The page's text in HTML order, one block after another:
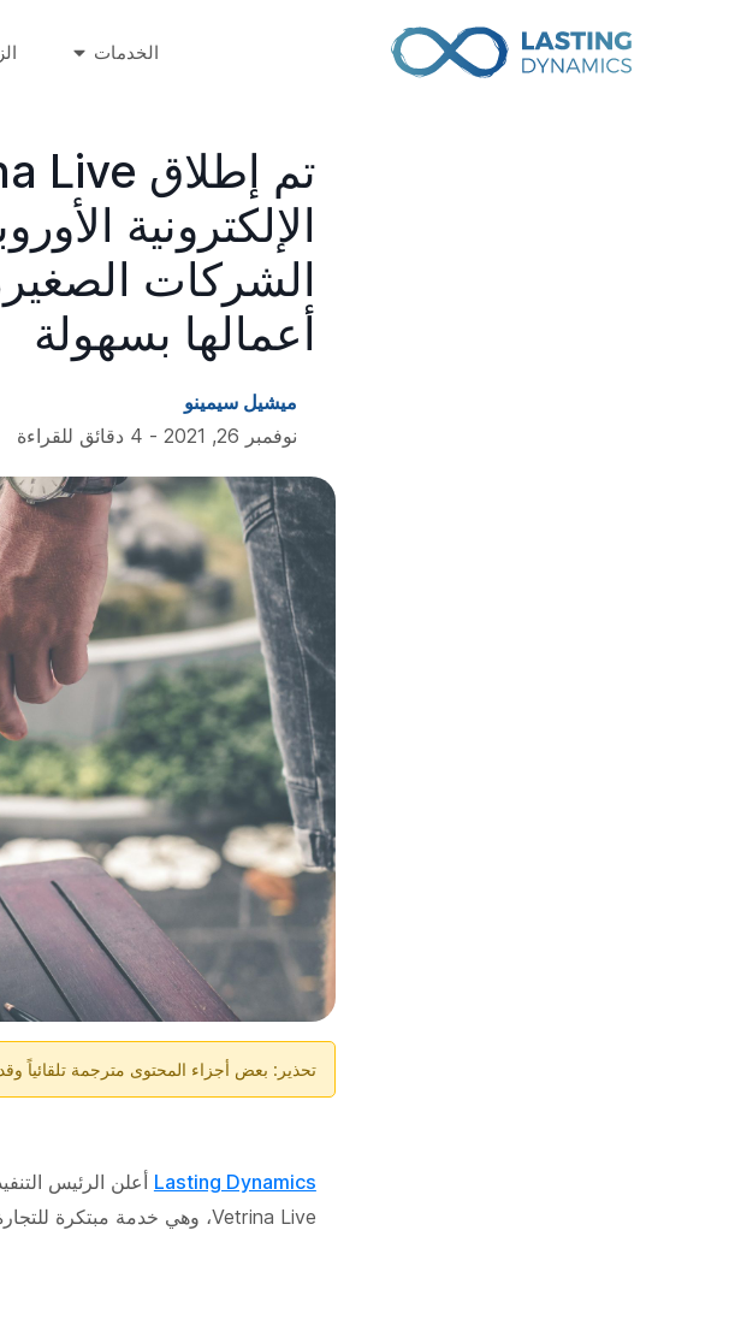
الخدمات
الإلكترونية
الشركات
أعمالها بسهولة
ميشيل سيمينو
نوفمبر 26, 2021 - 4 دقائق للقراءة
تحذير: بعض أجزاء المحتوى مترجمة تلقائياً
Lasting Dynamics أعلن الرئيس
Vetrina Live، وهي خدمة مبتكرة للتجارة الإلكترونية في أسواق جديدة، بدءًا من إسبانيا.